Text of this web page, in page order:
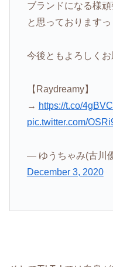
ブランドになる様
と思っておりますっ
今後ともよろしく
【Raydreamy】
→ https://t.co/
pic.twitter.com/
— ゆうちゃみ(古川
December 3, 2020